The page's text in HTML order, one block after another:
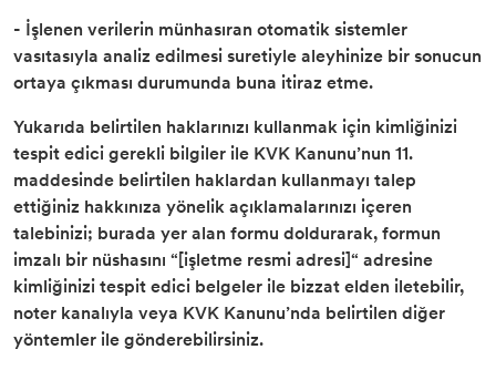
- İşlenen verilerin münhasıran otomatik sistemler
vasıtasıyla analiz edilmesi suretiyle aleyhinize bir sonucun
ortaya çıkması durumunda buna itiraz etme.
Yukarıda belirtilen haklarınızı kullanmak için kimliğinizi
tespit edici gerekli bilgiler ile KVK Kanunu’nun 11.
maddesinde belirtilen haklardan kullanmayı talep
ettiğiniz hakkınıza yönelik açıklamalarınızı içeren
talebinizi; burada yer alan formu doldurarak, formun
imzalı bir nüshasını “[işletme resmi adresi]“ adresine
kimliğinizi tespit edici belgeler ile bizzat elden iletebilir,
noter kanalıyla veya KVK Kanunu’nda belirtilen diğer
yöntemler ile gönderebilirsiniz.